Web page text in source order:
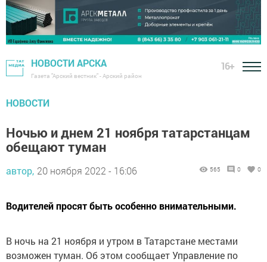
НОВОСТИ АРСКА
Газета "Арский вестник" - Арский район
16+
НОВОСТИ
Ночью и днем 21 ноября татарстанцам
обещают туман
автор, 20 ноября 2022 - 16:06 565 0 0
Водителей просят быть особенно внимательными.
В ночь на 21 ноября и утром в Татарстане местами
возможен туман. Об этом сообщает Управление по